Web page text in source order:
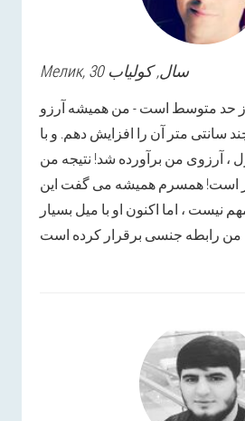
Мелик , 30 سال,کولیاب
حد متوسط ​​است - من همیشه آرزو
سانتی متر آن را افزایش دهم. و با
، آرزوی من برآورده شد! نتیجه من
متر است! همسرم همیشه می گفت این
مهم نیست ، اما اکنون او با میل بسیار